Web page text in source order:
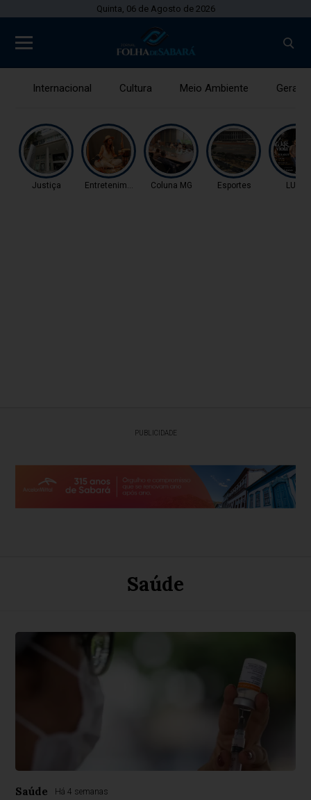
Quinta, 06 de Agosto de 2026
Internacional Cultura Meio Ambiente Gerais
Justiça Entretenimento Coluna MG Esportes LUAU
PUBLICIDADE
Saúde
Saúde Há 4 semanas